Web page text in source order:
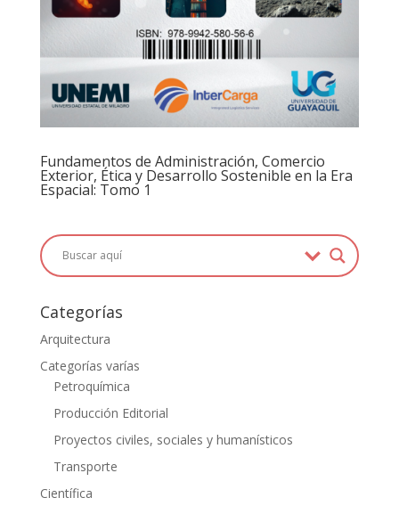
Fundamentos de Administración, Comercio
Exterior, Ética y Desarrollo Sostenible en la Era
Espacial: Tomo 1
Categorías
Arquitectura
Categorías varías
Petroquímica
Producción Editorial
Proyectos civiles, sociales y humanísticos
Transporte
Científica